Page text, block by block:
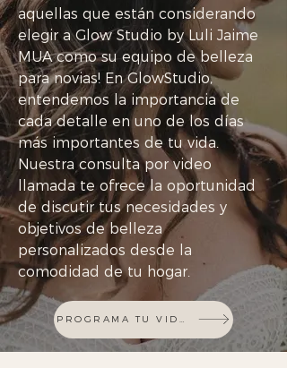
aquellas que están considerando
elegir a Glow Studio by Luli Jaime
MUA como su equipo de belleza
para novias! En GlowStudio,
entendemos la importancia de
cada detalle en uno de los días
más importantes de tu vida.
Nuestra consulta por video
llamada te ofrece la oportunidad
de discutir tus necesidades y
objetivos de belleza
personalizados desde la
comodidad de tu hogar.
PROGRAMA TU VIDEOLLAMADA